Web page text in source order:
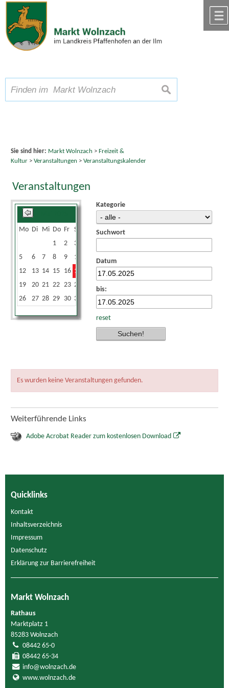
Zum Inhalt,zur Navigation
Schriftgröße A A A suchen
Sie sind hier: Markt Wolnzach > Freizeit &
Kultur> Veranstaltungen > Veranstaltungskalender
Veranstaltungen
Mo Di Mi Do Fr Sa
1
2 3
5
6 7 8 9 10
12
13 14 15 16 17
19
20 21 22 23 24
26
27 28 29 30 31
Kategorie
Suchwort
Datum
bis:
reset
Es wurden keine Veranstaltungen gefunden.
Weiterführende Links
Adobe Acrobat Reader zum kostenlosen Download
Quicklinks
Kontakt
Inhaltsverzeichnis
Impressum
Datenschutz
Erklärung zur Barrierefreiheit
Markt Wolnzach
Rathaus
Marktplatz 1
85283 Wolnzach
08442 65-0
08442 65-34
info@wolnzach.de
www.wolnzach.de